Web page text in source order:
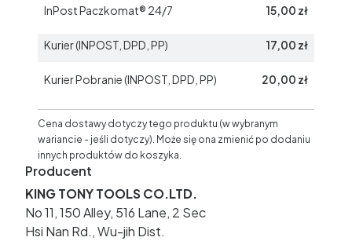
InPost Paczkomat® 24/7 15,00 zł
Kurier (INPOST, DPD, PP) 17,00 zł
Kurier Pobranie (INPOST, DPD, PP) 20,00 zł
Cena dostawy dotyczy tego produktu (w wybranym
wariancie - jeśli dotyczy). Może się ona zmienić po dodaniu
innych produktów do koszyka.
Producent
KING TONY TOOLS CO.LTD.
No 11, 150 Alley, 516 Lane, 2 Sec
Hsi Nan Rd., Wu-jih Dist.